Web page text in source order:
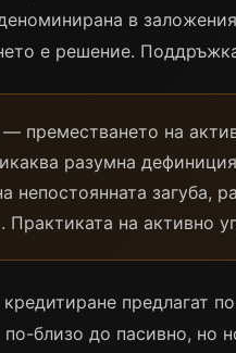
в
е решение.
преместването на
разумна
непостоянната загуба,
Практиката на активно
предлагат
по-близо до пасивно, но